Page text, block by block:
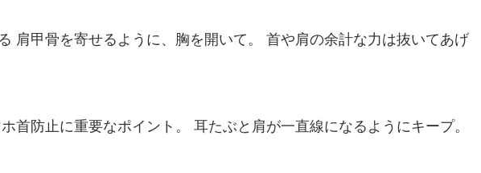
肩甲骨を寄せるように、胸を開いて。 首や肩の余計な力は抜いてあげ
首防止に重要なポイント。 耳たぶと肩が一直線になるようにキープ。